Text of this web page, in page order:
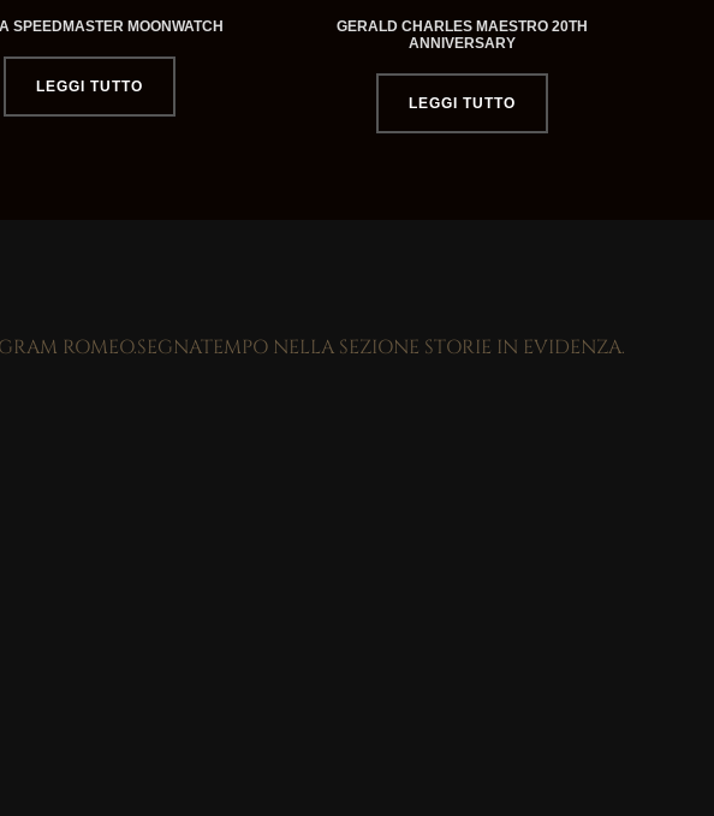
SPEEDMASTER MOONWATCH
LEGGI TUTTO
GERALD CHARLES MAESTRO 20TH
ANNIVERSARY
LEGGI TUTTO
ROMEO.SEGNATEMPO NELLA SEZIONE STORIE IN EVIDENZA.